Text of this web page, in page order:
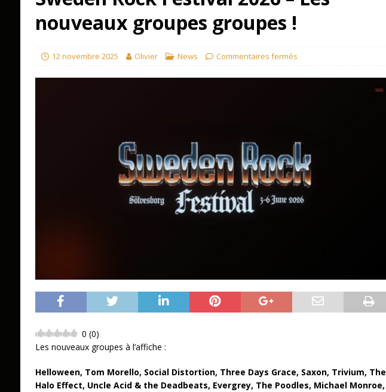
nouveaux groupes groupes !
12 novembre 2025 Olivier News Commentaires fermés
0 (0)
Les nouveaux groupes à l’affiche :
Helloween, Tom Morello, Social Distortion, Three Days Grace, Saxon, Trivium, The
Halo Effect, Uncle Acid & the Deadbeats, Evergrey, The Poodles, Michael Monroe,